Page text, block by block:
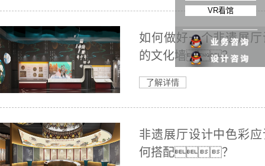
如何做好一个非遗展厅
的文化墙？
了解详情
非遗展厅设计中色彩应
何搭配？
VR看馆